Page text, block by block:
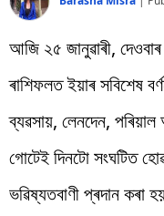
আজি ২৫ জানুৱাৰী,
ৰাশিফলত ইয়াৰ সবিশেষ
ব্যৱসায়, লেনদেন,
গোটেই দিনটো সংঘটিত
ভৱিষ্যতবাণী প্ৰদান